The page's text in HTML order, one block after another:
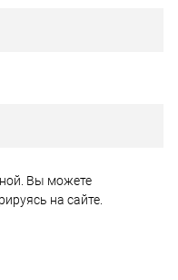
Вы можете
на сайте.